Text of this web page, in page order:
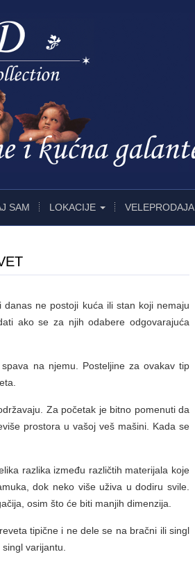
SAM LOKACIJE VELEPRODAJA
ne postoji kuća ili stan koji nemaju
ako se za njih odabere odgovarajuća
na njemu. Posteljine za ovakav tip
Za početak je bitno pomenuti da
prostora u vašoj veš mašini. Kada se
razlika između različtih materijala koje
dok neko više uživa u dodiru svile.
osim što će biti manjih dimenzija.
tipične i ne dele se na bračni ili singl
varijantu.